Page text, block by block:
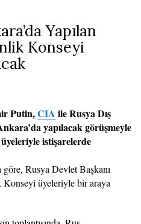
Yapılan
Konseyi
Putin,CIA ile Rusya Dış
yapılacak görüşmeyle
istişarelerde
göre, Rusya Devlet Başkanı
üyeleriyle bir araya